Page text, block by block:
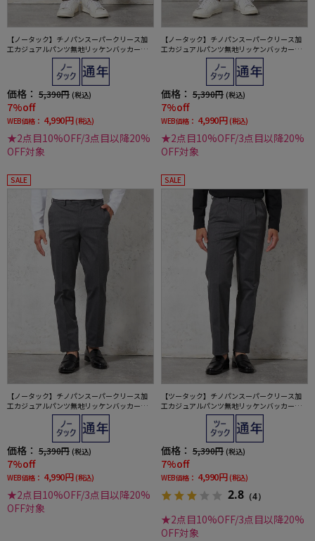
【ノータック】チノパンスーパークリース加
工カジュアルパンツ無地リッケンバッカー通
価格： 5,390円 (税込)
7%off
WEB価格： 4,990円 (税込)
★2点目10%OFF/3点目以降20%
OFF対象
【ノータック】チノパンスーパークリース加
工カジュアルパンツ無地リッケンバッカー通
価格： 5,390円 (税込)
7%off
WEB価格： 4,990円 (税込)
★2点目10%OFF/3点目以降20%
OFF対象
SALE
【ノータック】チノパンスーパークリース加
工カジュアルパンツ無地リッケンバッカー通
価格： 5,390円 (税込)
7%off
WEB価格： 4,990円 (税込)
★2点目10%OFF/3点目以降20%
OFF対象
SALE
【ツータック】チノパンスーパークリース加
工カジュアルパンツ無地リッケンバッカー通
価格： 5,390円 (税込)
7%off
WEB価格： 4,990円 (税込)
2.8 （4）
★2点目10%OFF/3点目以降20%
OFF対象